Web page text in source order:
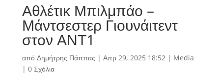
Αθλέτικ Μπιλμπάο –
Μάντσεστερ Γιουνάιτεντ
στον ΑΝΤ1
από Δημήτρης Πάππας | Απρ 29, 2025 18:52| Media
| 0 Σχόλια